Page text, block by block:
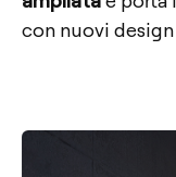
con nuovi